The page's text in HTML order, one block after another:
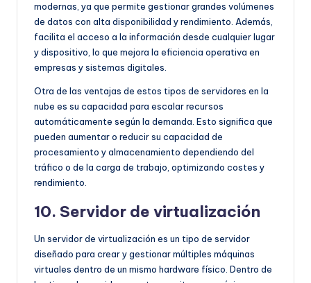
modernas, ya que permite gestionar grandes volúmenes
de datos con alta disponibilidad y rendimiento. Además,
facilita el acceso a la información desde cualquier lugar
y dispositivo, lo que mejora la eficiencia operativa en
empresas y sistemas digitales.
Otra de las ventajas de estos tipos de servidores en la
nube es su capacidad para escalar recursos
automáticamente según la demanda. Esto significa que
pueden aumentar o reducir su capacidad de
procesamiento y almacenamiento dependiendo del
tráfico o de la carga de trabajo, optimizando costes y
rendimiento.
10. Servidor de virtualización
Un servidor de virtualización es un tipo de servidor
diseñado para crear y gestionar múltiples máquinas
virtuales dentro de un mismo hardware físico. Dentro de